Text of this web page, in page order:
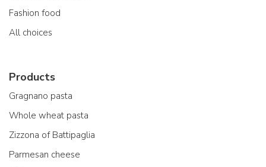
Fashion food
All choices
Products
Gragnano pasta
Whole wheat pasta
Zizzona of Battipaglia
Parmesan cheese